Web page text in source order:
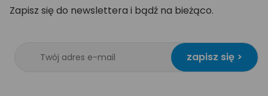
Zapisz się do newslettera i bądź na bieżąco.
zapisz się >